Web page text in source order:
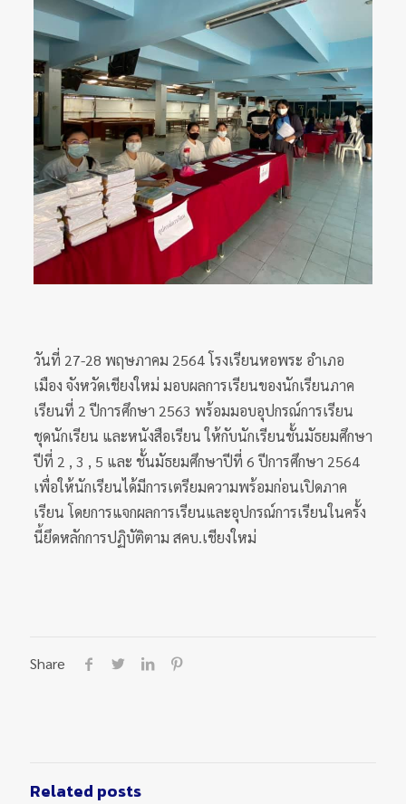
วันที่ 27-28 พฤษภาคม 2564 โรงเรียนหอพระ อำเภอ
เมือง จังหวัดเชียงใหม่ มอบผลการเรียนของนักเรียนภาค
เรียนที่ 2 ปีการศึกษา 2563 พร้อมมอบอุปกรณ์การเรียน
ชุดนักเรียน และหนังสือเรียน ให้กับนักเรียนชั้นมัธยมศึกษา
ปีที่ 2 , 3 , 5 และ ชั้นมัธยมศึกษาปีที่ 6 ปีการศึกษา 2564
เพื่อให้นักเรียนได้มีการเตรียมความพร้อมก่อนเปิดภาค
เรียน โดยการแจกผลการเรียนและอุปกรณ์การเรียนในครั้ง
นี้ยึดหลักการปฏิบัติตาม สคบ.เชียงใหม่
Share
Related posts